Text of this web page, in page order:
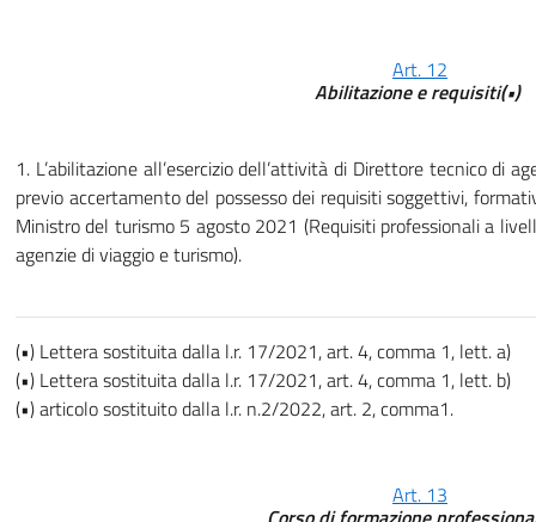
Art. 12
Abilitazione e requisiti(•)
1. L’abilitazione all’esercizio dell’attività di Direttore tecnico di
previo accertamento del possesso dei requisiti soggettivi,
Ministro del turismo 5 agosto 2021 (Requisiti professionali a
agenzie di viaggio e turismo).
(•) Lettera sostituita dalla l.r. 17/2021, art. 4, comma 1, lett. a)
(•) Lettera sostituita dalla l.r. 17/2021, art. 4, comma 1, lett. b)
(•) articolo sostituito dalla l.r. n.2/2022, art. 2, comma1.
Art. 13